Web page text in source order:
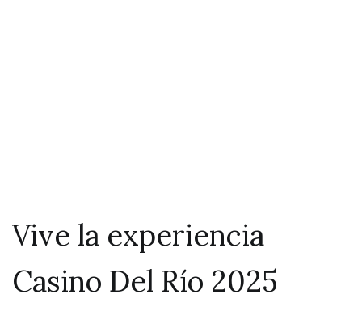
Vive la experiencia
Casino Del Río 2025